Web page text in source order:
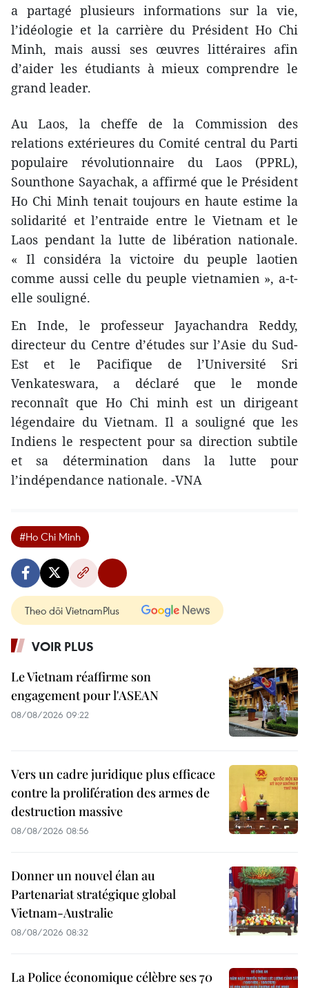
a partagé plusieurs informations sur la vie,
l’idéologie et la carrière du Président Ho Chi
Minh, mais aussi ses œuvres littéraires afin
d’aider les étudiants à mieux comprendre le
grand leader.
Au Laos, la cheffe de la Commission des
relations extérieures du Comité central du Parti
populaire révolutionnaire du Laos (PPRL),
Sounthone Sayachak, a affirmé que le Président
Ho Chi Minh tenait toujours en haute estime la
solidarité et l’entraide entre le Vietnam et le
Laos pendant la lutte de libération nationale.
« Il considéra la victoire du peuple laotien
comme aussi celle du peuple vietnamien », a-t-
elle souligné.
En Inde, le professeur Jayachandra Reddy,
directeur du Centre d’études sur l’Asie du Sud-
Est et le Pacifique de l’Université Sri
Venkateswara, a déclaré que le monde
reconnaît que Ho Chi minh est un dirigeant
légendaire du Vietnam. Il a souligné que les
Indiens le respectent pour sa direction subtile
et sa détermination dans la lutte pour
l’indépendance nationale. -VNA
#Ho Chi Minh
Theo dõi VietnamPlus
VOIR PLUS
Le Vietnam réaffirme son
engagement pour l'ASEAN
08/08/2026 09:22
Vers un cadre juridique plus efficace
contre la prolifération des armes de
destruction massive
08/08/2026 08:56
Donner un nouvel élan au
Partenariat stratégique global
Vietnam-Australie
08/08/2026 08:32
La Police économique célèbre ses 70